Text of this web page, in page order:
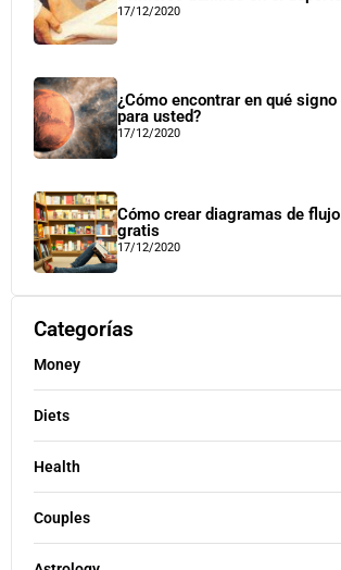
17/12/2020
¿Cómo encontrar en qué
para usted?
17/12/2020
Cómo crear diagramas de
gratis
17/12/2020
Categorías
Money
Diets
Health
Couples